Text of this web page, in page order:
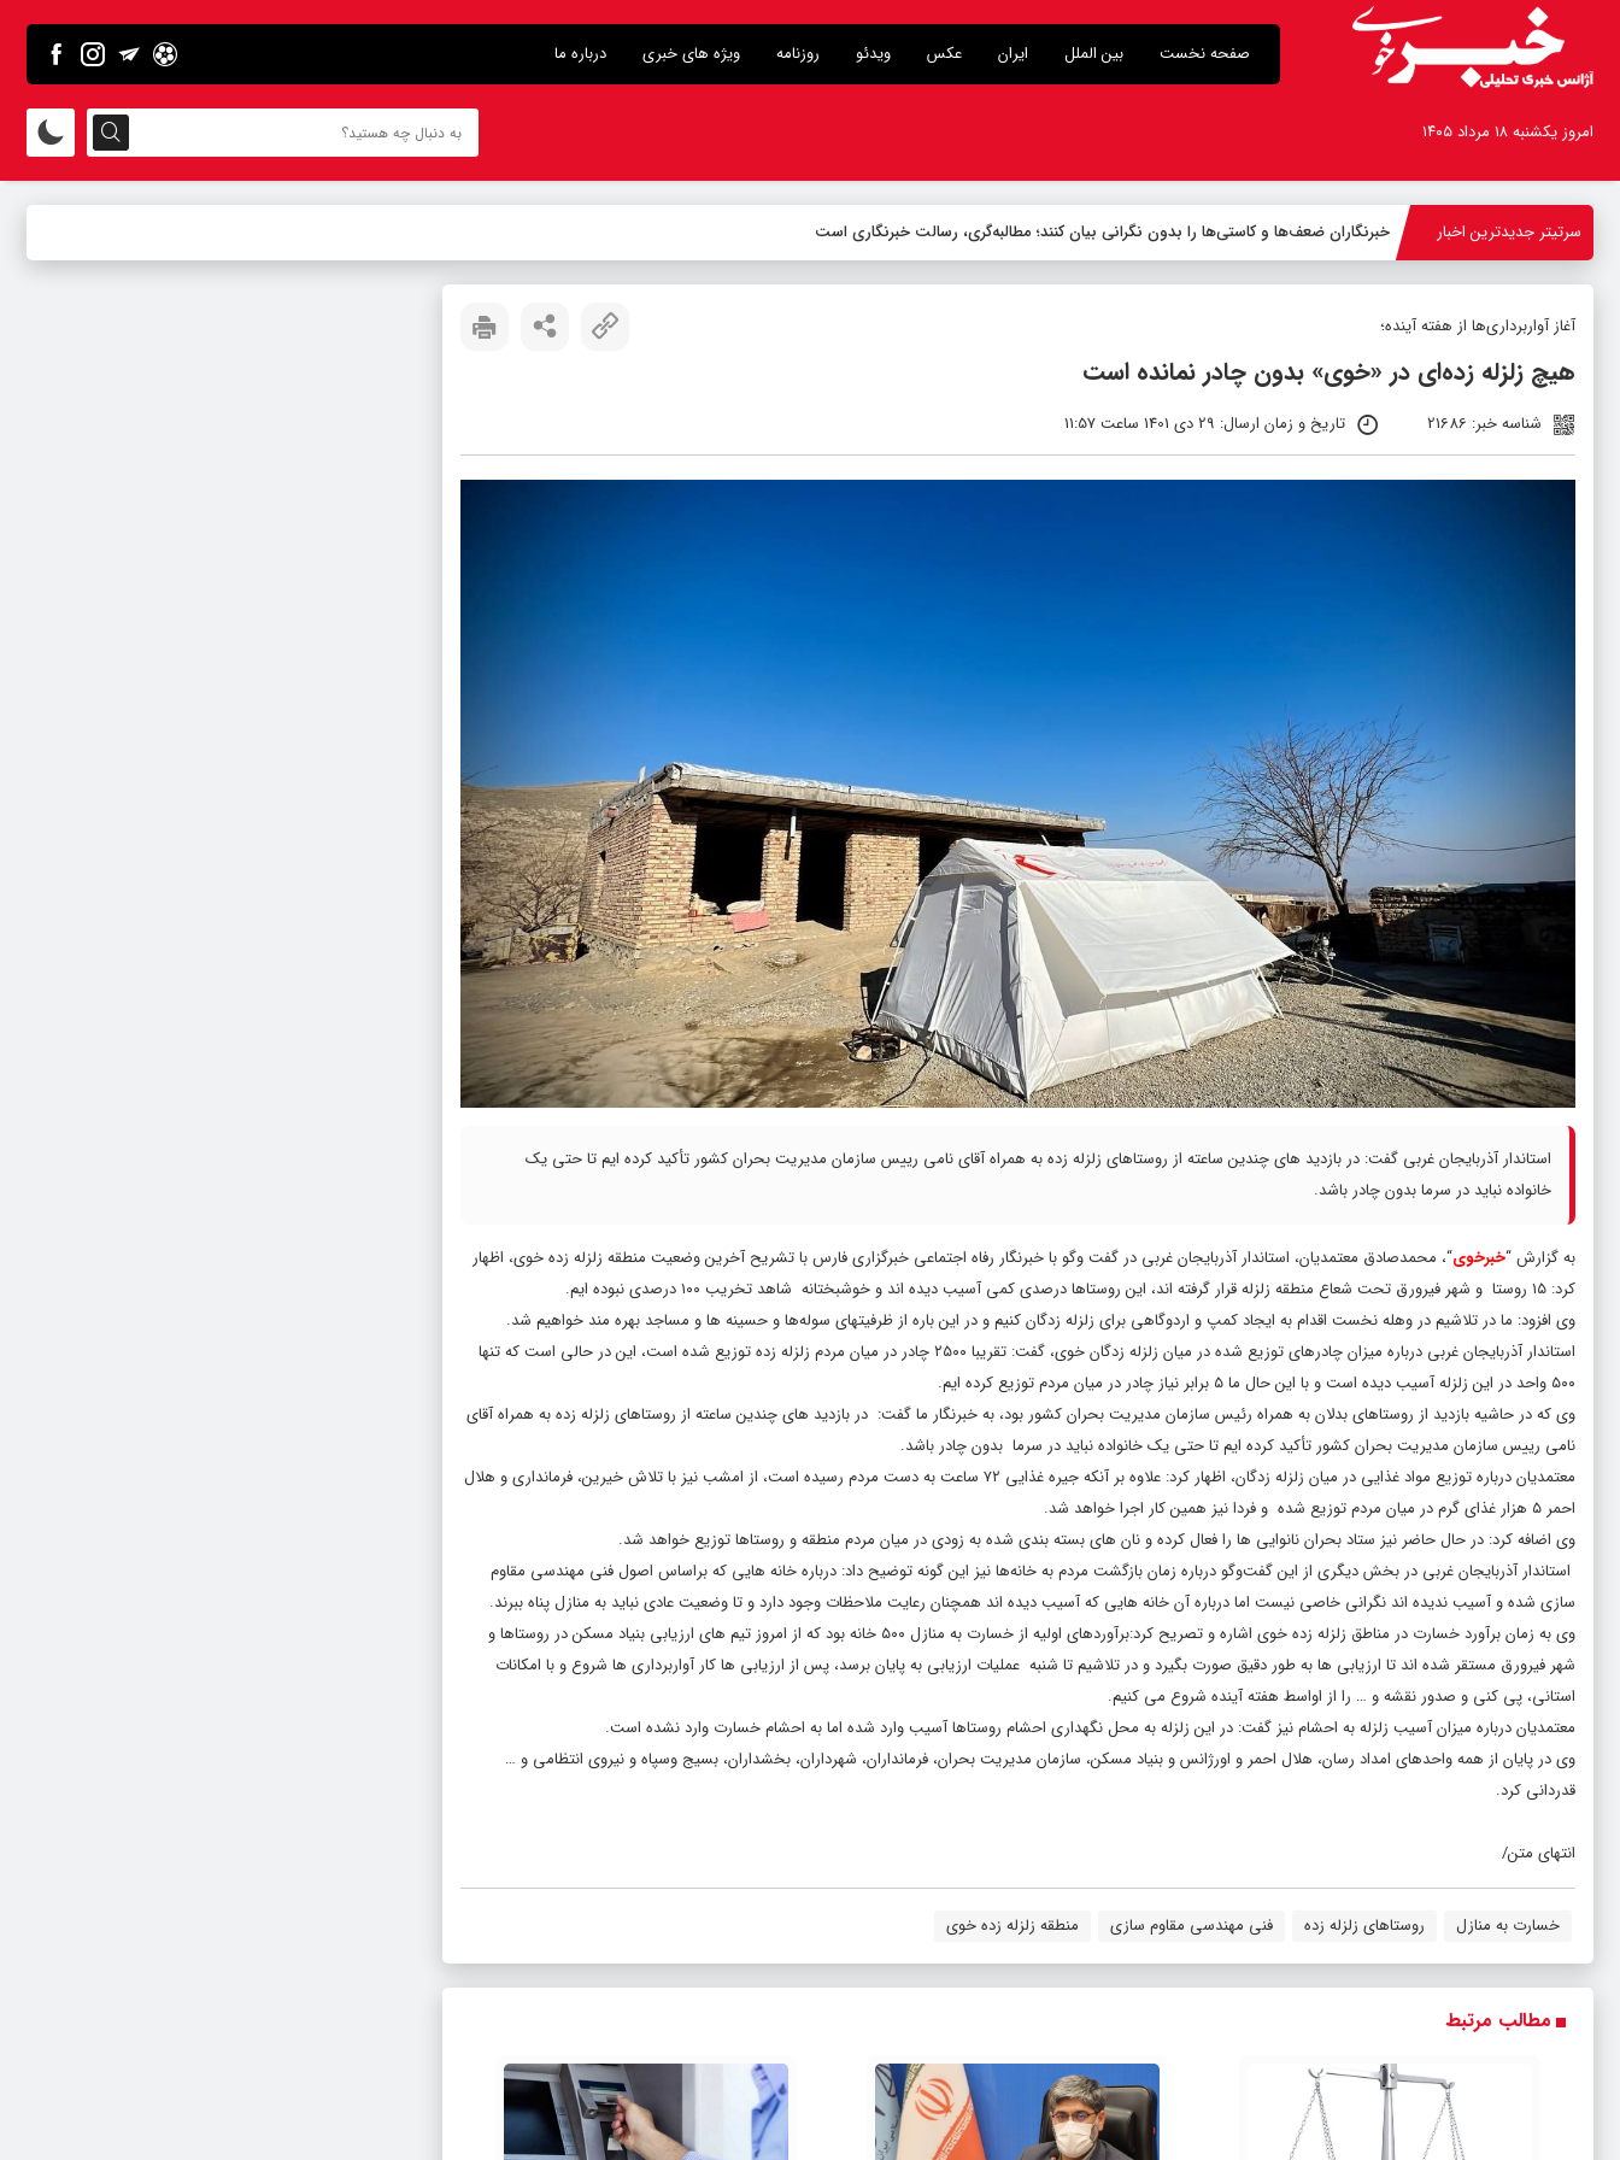
صفحه نخست بین الملل ایران عکس ویدئو روزنامه ویژه های خبری درباره ما
امروز یکشنبه ۱۸ مرداد ۱۴۰۵
سرتیتر جدیدترین اخبار -
آغاز آواربرداری‌ها از هفته آینده؛
هیچ زلزله زده‌ای در «خوی» بدون چادر نمانده است
شناسه خبر: 21686 تاریخ و زمان ارسال: 29 دی 1401 ساعت 11:57
استاندار آذربایجان‌ غربی گفت: در بازدید های چندین ساعته از روستاهای زلزله زده به همراه آقای نامی رییس سازمان مدیریت بحران کشور تأکید کرده ایم تا حتی یک
خانواده نباید در سرما بدون چادر باشد.
به گزارش “خبرخوی“، محمدصادق معتمدیان، استاندار آذربایجان‌ غربی در گفت وگو با خبرنگار رفاه اجتماعی خبرگزاری فارس با تشریح آخرین وضعیت منطقه زلزله زده خوی، اظهار
کرد: ۱۵ روستا و شهر فیرورق تحت شعاع منطقه زلزله قرار گرفته اند، این روستاها درصدی کمی آسیب دیده اند و خوشبختانه شاهد تخریب ۱۰۰ درصدی نبوده ایم.
وی افزود: ما در تلاشیم در وهله نخست اقدام به ایجاد کمپ و اردوگاهی برای زلزله زدگان کنیم و در این باره از ظرفیتهای سوله‌ها و حسینه ها و مساجد بهره مند خواهیم شد.
استاندار آذربایجان‌ غربی درباره میزان چادرهای توزیع شده در میان زلزله زدگان خوی، گفت: تقریبا ۲۵۰۰ چادر در میان مردم زلزله زده توزیع شده است، این در حالی است که تنها
۵۰۰ واحد در این زلزله آسیب دیده است و با این حال ما ۵ برابر نیاز چادر در میان مردم توزیع کرده ایم.
وی که در حاشیه بازدید از روستاهای بدلان به همراه رئیس سازمان مدیریت بحران کشور بود، به خبرنگار ما گفت: در بازدید های چندین ساعته از روستاهای زلزله زده به همراه آقای
نامی رییس سازمان مدیریت بحران کشور تأکید کرده ایم تا حتی یک خانواده نباید در سرما بدون چادر باشد.
معتمدیان درباره توزیع مواد غذایی در میان زلزله زدگان، اظهار کرد: علاوه بر آنکه جیره غذایی ۷۲ ساعت به دست مردم رسیده است، از امشب نیز با تلاش خیرین، فرمانداری و هلال
احمر ۵ هزار غذای گرم در میان مردم توزیع شده و فردا نیز همین کار اجرا خواهد شد.
وی اضافه کرد: در حال حاضر نیز ستاد بحران نانوایی ها را فعال کرده و نان های بسته بندی شده به زودی در میان مردم منطقه و روستاها توزیع خواهد شد.
استاندار آذربایجان‌ غربی در بخش دیگری از این گفت‌وگو درباره زمان بازگشت مردم به خانه‌ها نیز این گونه توضیح داد: درباره خانه هایی که براساس اصول فنی مهندسی مقاوم
سازی شده و آسیب ندیده اند نگرانی خاصی نیست اما درباره آن خانه هایی که آسیب دیده اند همچنان رعایت ملاحظات وجود دارد و تا وضعیت عادی نباید به منازل پناه ببرند.
وی به زمان برآورد خسارت در مناطق زلزله زده خوی اشاره و تصریح کرد:برآوردهای اولیه از خسارت به منازل ۵۰۰ خانه بود که از امروز تیم های ارزیابی بنیاد مسکن در روستاها و
شهر فیرورق مستقر شده اند تا ارزیابی ها به طور دقیق صورت بگیرد و در تلاشیم تا شنبه عملیات ارزیابی به پایان برسد، پس از ارزیابی ها کار آواربرداری ها شروع و با امکانات
استانی، پی کنی و صدور نقشه و … را از اواسط هفته آینده شروع می کنیم.
معتمدیان درباره میزان آسیب زلزله به احشام نیز گفت: در این زلزله به محل نگهداری احشام روستاها آسیب وارد شده اما به احشام خسارت وارد نشده است.
وی در پایان از همه واحدهای امداد رسان، هلال احمر و اورژانس و بنیاد مسکن، سازمان مدیریت بحران، فرمانداران، شهرداران، بخشداران، بسیج وسپاه و نیروی انتظامی و …
قدردانی کرد.
انتهای متن/
خسارت به منازل روستاهای زلزله زده فنی مهندسی مقاوم سازی منطقه زلزله زده خوی
مطالب مرتبط